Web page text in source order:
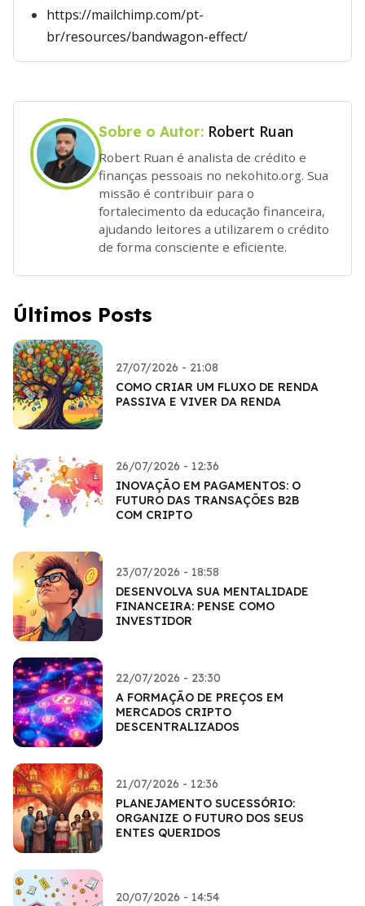
https://mailchimp.com/pt-
br/resources/bandwagon-effect/
Sobre o Autor: Robert Ruan
Robert Ruan é analista de crédito e
finanças pessoais no nekohito.org. Sua
missão é contribuir para o
fortalecimento da educação financeira,
ajudando leitores a utilizarem o crédito
de forma consciente e eficiente.
Últimos Posts
27/07/2026 - 21:08
COMO CRIAR UM FLUXO DE RENDA
PASSIVA E VIVER DA RENDA
26/07/2026 - 12:36
INOVAÇÃO EM PAGAMENTOS: O
FUTURO DAS TRANSAÇÕES B2B
COM CRIPTO
23/07/2026 - 18:58
DESENVOLVA SUA MENTALIDADE
FINANCEIRA: PENSE COMO
INVESTIDOR
22/07/2026 - 23:30
A FORMAÇÃO DE PREÇOS EM
MERCADOS CRIPTO
DESCENTRALIZADOS
21/07/2026 - 12:36
PLANEJAMENTO SUCESSÓRIO:
ORGANIZE O FUTURO DOS SEUS
ENTES QUERIDOS
20/07/2026 - 14:54